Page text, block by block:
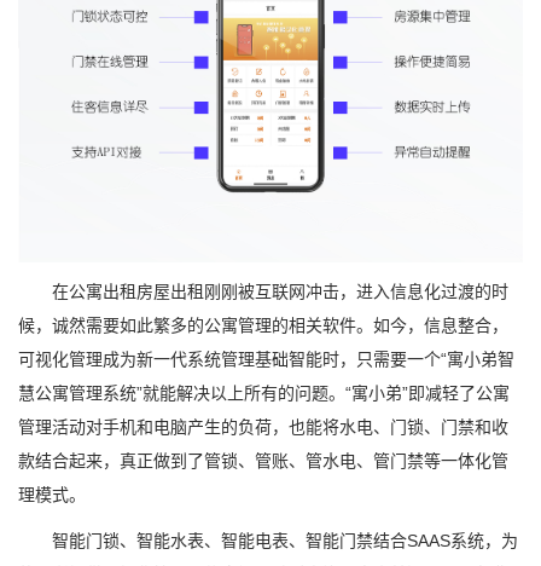
在公寓出租房屋出租刚刚被互联网冲击，进入信息化过渡的时
候，诚然需要如此繁多的公寓管理的相关软件。如今，信息整合，
可视化管理成为新一代系统管理基础智能时，只需要一个“寓小弟智
慧公寓管理系统”就能解决以上所有的问题。“寓小弟”即减轻了公寓
管理活动对手机和电脑产生的负荷，也能将水电、门锁、门禁和收
款结合起来，真正做到了管锁、管账、管水电、管门禁等一体化管
理模式。
智能门锁、智能水表、智能电表、智能门禁结合SAAS系统，为